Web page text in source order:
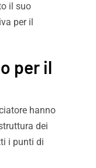
il suo
per il
per il
hanno
dei
i punti di